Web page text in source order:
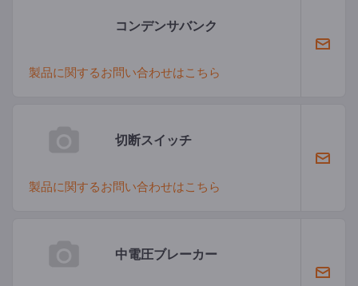
コンデンサバンク
製品に関するお問い合わせはこちら
切断スイッチ
製品に関するお問い合わせはこちら
中電圧ブレーカー